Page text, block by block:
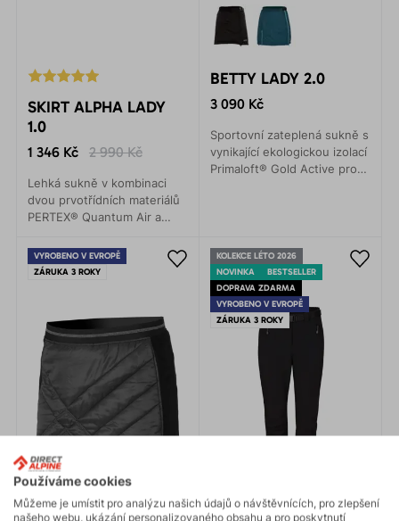
SKIRT ALPHA LADY
1.0
1 346 Kč 2 990 Kč
Lehká sukně v kombinaci
dvou prvotřídních materiálů
PERTEX® Quantum Air a
pro každou ženu do
nepříznivého počasí!
BETTY LADY 2.0
3 090 Kč
Sportovní zateplená sukně s
vynikající ekologickou izolací
Primaloft® Gold Active pro
splývavost a vynikající
sbalitelnost.
VYROBENO V EVROPĚ
ZÁRUKA 3 ROKY
KOLEKCE LÉTO 2026
NOVINKA
BESTSELLER
DOPRAVA ZDARMA
VYROBENO V EVROPĚ
ZÁRUKA 3 ROKY
Používáme cookies
Můžeme je umístit pro analýzu našich údajů o návštěvnících, pro zlepšení
našeho webu, ukázání personalizovaného obsahu a pro poskytnutí